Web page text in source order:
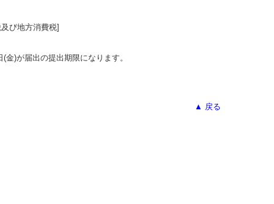
び地方消費税]
)が届出の提出期限になります。
▲ 戻る